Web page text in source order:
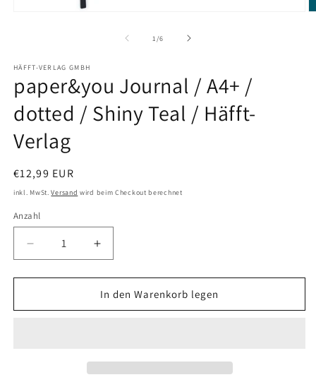
1 /von
6
HÄFFT-VERLAG GMBH
paper&you Journal / A4+ /
dotted / Shiny Teal / Häfft-
Verlag
Normaler
Preis
€12,99 EUR
inkl. MwSt.Versand wird beim Checkout berechnet
Anzahl
Verringere
die
Menge
paper&amp;you
Erhöhe
die
Menge
für
paper&amp;you
In den Warenkorb legen